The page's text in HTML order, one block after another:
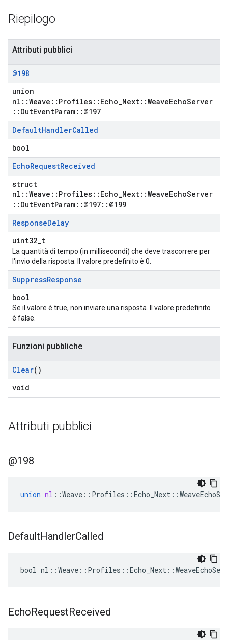
Riepilogo
Attributi pubblici
@198
union
nl::Weave::Profiles::Echo_Next::WeaveEchoServer
::OutEventParam::@197
DefaultHandlerCalled
bool
EchoRequestReceived
struct
nl::Weave::Profiles::Echo_Next::WeaveEchoServer
::OutEventParam::@197::@199
ResponseDelay
uint32_t
La quantità di tempo (in millisecondi) che deve trascorrere per
l'invio della risposta. Il valore predefinito è 0.
SuppressResponse
bool
Se il valore è true, non inviare una risposta. Il valore predefinito
è false.
Funzioni pubbliche
Clear()
void
Attributi pubblici
@198
union nl ::Weave :: Profiles ::Echo_Next ::
DefaultHandlerCalled
bool
EchoRequestReceived